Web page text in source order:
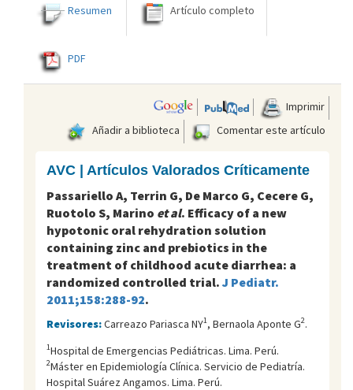
Resumen Artículo completo
PDF
Imprimir
Añadir a biblioteca
Comentar este artículo
AVC | Artículos Valorados Críticamente
Passariello A, Terrin G, De Marco G, Cecere G,
Ruotolo S, Marino et al. Efficacy of a new
hypotonic oral rehydration solution
containing zinc and prebiotics in the
treatment of childhood acute diarrhea: a
randomized controlled trial. J Pediatr.
2011;158:288-92.
Revisores:Carreazo Pariasca NY1, Bernaola Aponte G2.
1Hospital de Emergencias Pediátricas. Lima. Perú.
2Máster en Epidemiología Clínica. Servicio de Pediatría.
Hospital Suárez Angamos. Lima. Perú.